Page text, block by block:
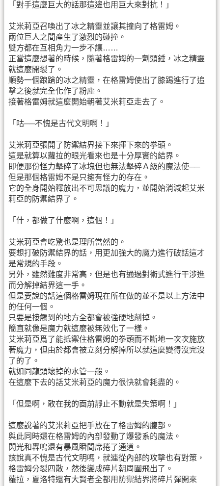
「對手這麼巨大的話那這邊也用巨大來對抗！」
艾米莉亞召喚出了冰之精靈並讓其撞向了格雷姆。
兩位巨人之間產生了激烈的碰撞。
雙方都在互相角力一步不讓……
正當這麼想著的時候，隨著格雷姆的一劑頭錘，冰之精靈
就這麼開裂了。
順勢一個踉蹌的冰之精靈，在格雷姆使出了膝踢進行了追
擊之後就完全化作了粉塵。
接著格雷姆就這麼開始朝著艾米莉亞走去了。
「咕──不愧是古代文明啊！」
艾米莉亞張開了防禦結界接下來揮下來的拳頭。
這是就算以蘿拉的眼光看來也是十分厚實的結界。
即便那份怪力擊碎了冰塊但也無法擊碎Ａ級的魔法使──
但是那個格雷姆不是只擁有怪力的存在。
它的全身開始釋放出不可思議的魔力，並開始消減起艾米
莉亞的防禦結界了。
「什，都做了什麼啊，這個！」
艾米莉亞會吃驚也是理所當然的。
要想打破防禦結界的話，用更加強大的魔力進行破話這才
是常規的手段。
另外，雖然難度非常高，但是也有通過對術式進行干涉進
而分解掉結界這一手。
但是要說的話這個格雷姆現在所在做的並不是以上方法中
的任何一個。
只要是接觸到的地方全都會被強硬地削掉。
簡直就像是魔力就這麼被無效化了一樣。
艾米莉亞爲了能抵禦住格雷姆的拳頭而不斷地一次次施放
著魔力，但由於都會被立刻分解掉所以就這麼變得沒完沒
了的了。
就如同龍頭壞掉的水管一般。
在這麼下去的話艾米莉亞的魔力很快就會耗盡的。
「但是啊，敢在我的面前靜止不動就是失策啊！」
這麼說著的艾米莉亞把手放在了格雷姆的腹部。
與此同時還在格雷姆的內部發動了爆發系的魔法。
閃光和轟鳴還有暴風瞬間席捲了通道。
該說真不愧是古代文明嗎，就連從內部的攻擊也有對策，
格雷姆分裂四散，然後變成碎片朝周圍飛出了。
蘿拉，夏洛特還有大賢者全都用防禦結界將碎片彈開來